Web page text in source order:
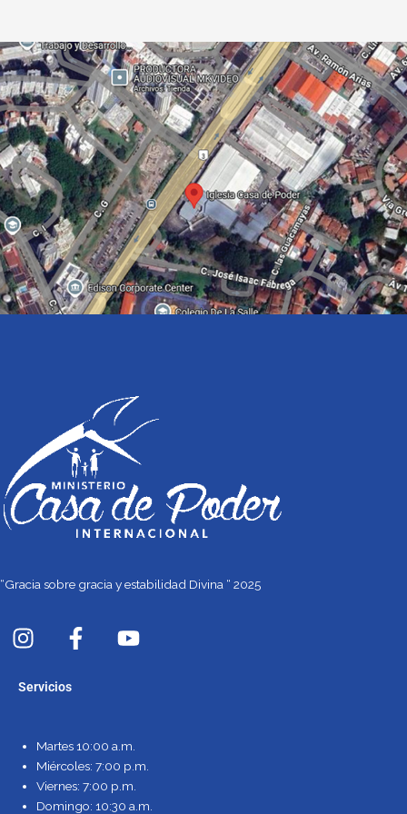
“Gracia sobre gracia y estabilidad Divina “ 2025
I
n
t
g
r
a
m
F
a
o
o
k
-
Y
o
b
e
Servicios
Martes 10:00 a.m.
Miércoles: 7:00 p.m.
Viernes: 7:00 p.m.
Domingo: 10:30 a.m.